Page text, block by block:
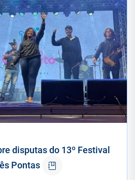
disputas do 13º Festival
Pontas